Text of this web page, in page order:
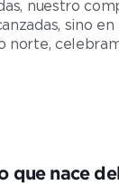
nuestro
sino
norte,
que nace